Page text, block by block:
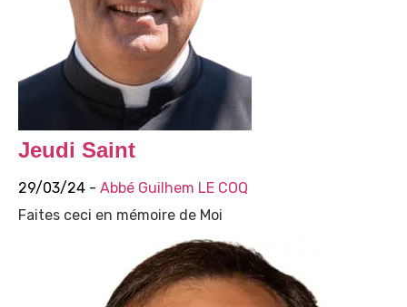
Jeudi Saint
29/03/24 - Abbé Guilhem LE COQ
Faites ceci en mémoire de Moi